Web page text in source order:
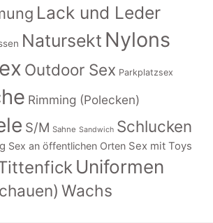
Lack und Leder
Natursekt Nylons
Outdoor Sex Parkplatzsex
Rimming (Polecken)
S/M Sahne Sandwich Schlucken
Sex an öffentlichen Orten Sex mit Toys
Uniformen
Wachs